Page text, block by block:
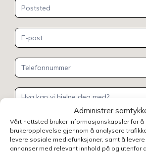
Administrer
Vårt nettsted bruker informasjonskapsler for å
brukeropplevelse gjennom å analysere
levere sosiale mediefunksjoner, samt å
annonser med relevant innhold på og utenfor
Henvendelsen gjelder